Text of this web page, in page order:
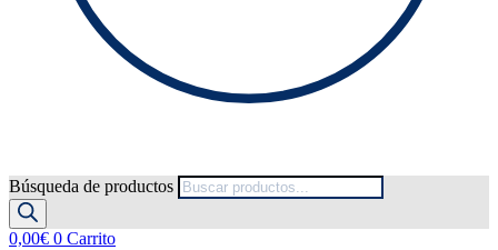
Búsqueda de productos
0,00€ 0 Carrito